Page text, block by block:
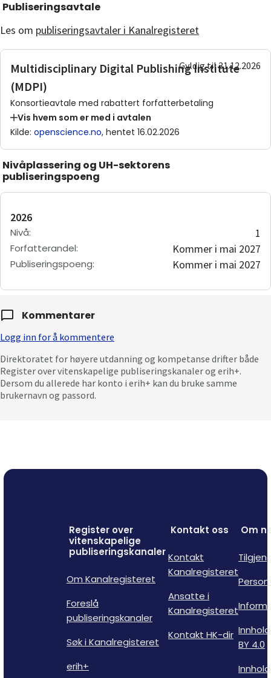
Publiseringsavtale
Les om publiseringsavtaler i Kanalregisteret
Multidisciplinary Digital Publishing Institute
(MDPI)
Gyldig til 31.12.2026
Konsortieavtale med rabattert forfatterbetaling
Vis hvem som er med i avtalen
Kilde: openscience.no, hentet 16.02.2026
Nivåplassering og UH-sektorens
publiseringspoeng
2026
Nivå: 1
Forfatterandel: Kommer i mai 2027
Publiseringspoeng: Kommer i mai 2027
Kommentarer
Logg inn for å kommentere
Direktoratet for høyere utdanning og kompetanse drifter både
Register over vitenskapelige publiseringskanaler og erih+.
Dersom du allerede har konto i erih+ kan du bruke samme
brukernavn og passord.
Register over
vitenskapelige
publiseringskanaler
Om Kanalregisteret
Foreslå
publiseringskanaler
Søk i Kanalregisteret
erih+
Kontakt oss
Kontakt
Kanalregisteret
Ansatte i
Kanalregisteret
Kontakt HK-dir
Om
BY 4.0